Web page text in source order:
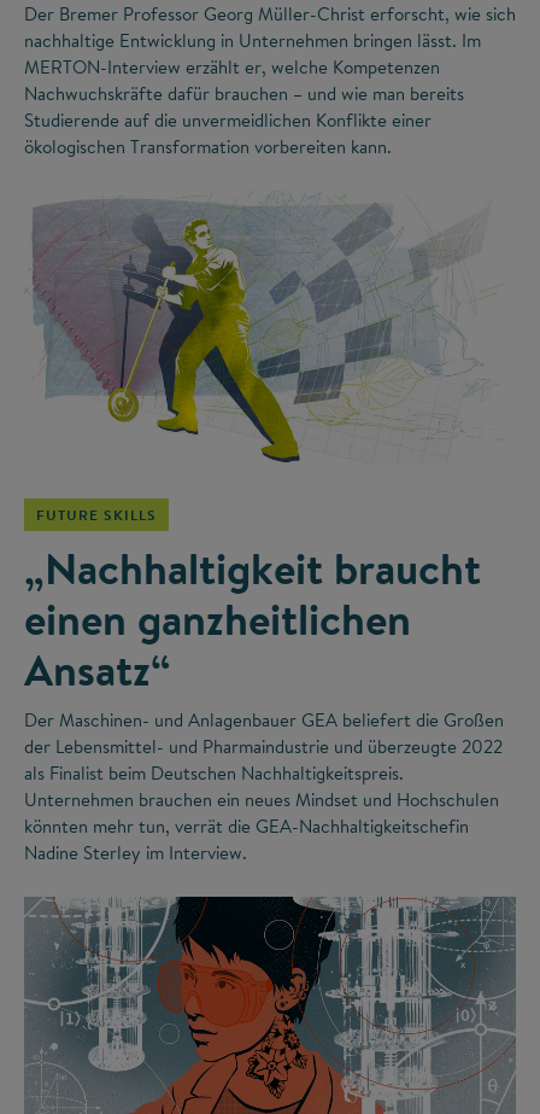
Der Bremer Professor Georg Müller-Christ erforscht, wie sich
nachhaltige Entwicklung in Unternehmen bringen lässt. Im
MERTON-Interview erzählt er, welche Kompetenzen
Nachwuchskräfte dafür brauchen – und wie man bereits
Studierende auf die unvermeidlichen Konflikte einer
ökologischen Transformation vorbereiten kann.
©
FUTURE SKILLS
„Nachhaltigkeit braucht
einen ganzheitlichen
Ansatz“
Der Maschinen- und Anlagenbauer GEA beliefert die Großen
der Lebensmittel- und Pharmaindustrie und überzeugte 2022
als Finalist beim Deutschen Nachhaltigkeitspreis.
Unternehmen brauchen ein neues Mindset und Hochschulen
könnten mehr tun, verrät die GEA-Nachhaltigkeitschefin
Nadine Sterley im Interview.